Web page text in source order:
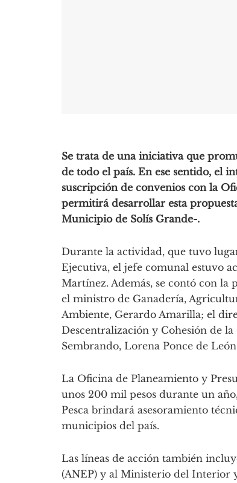
Se trata de una iniciativa que
de todo el país. En ese sentido, el
suscripción de convenios con la
permitirá desarrollar esta
Municipio de Solís Grande-.
Durante la actividad, que tuvo
Ejecutiva, el jefe comunal estuvo
Martínez. Además, se contó con la
el ministro de Ganadería,
Ambiente, Gerardo Amarilla; el
Descentralización y Cohesión de
Sembrando, Lorena Ponce de
La Oficina de Planeamiento y
unos 200 mil pesos durante un
Pesca brindará asesoramiento
municipios del país.
Las líneas de acción también
(ANEP) y al Ministerio del Interior